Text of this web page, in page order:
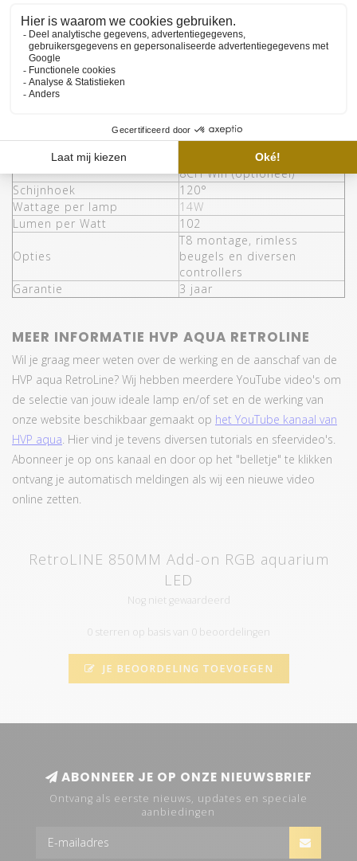
KENMERKEN HVP AQUA RETROLINE
Kleuren LEDs Daylight
lampen
4000K+7000K
Kleuren LEDs RGB lampen
Besparing energie (t.o.v T5)
Aantal lengtes
10 (438mm - 1450mm)
Controller mogelijk
Ja, Mini-controller + 5CH +
8CH Wifi (optioneel)
Schijnhoek
120°
Wattage per lamp
14W
Lumen per Watt
102
Opties
T8 montage, rimless
beugels en diversen
controllers
Garantie
3 jaar
MEER INFORMATIE HVP AQUA RETROLINE
Wil je graag meer weten over de werking en de aanschaf van de
HVP aqua RetroLine? Wij hebben meerdere YouTube video's om
de selectie van jouw ideale lamp en/of set en de werking van
onze website beschikbaar gemaakt op het YouTube kanaal van
HVP aqua. Hier vind je tevens diversen tutorials en sfeervideo's.
Abonneer je op ons kanaal en door op het "belletje" te klikken
ontvang je automatisch meldingen als wij een nieuwe video
online zetten.
RetroLINE 850MM Add-on RGB aquarium
LED
Nog niet gewaardeerd
0 sterren op basis van 0 beoordelingen
JE BEOORDELING TOEVOEGEN
ABONNEER JE OP ONZE NIEUWSBRIEF
Ontvang als eerste nieuws, updates en speciale
aanbiedingen